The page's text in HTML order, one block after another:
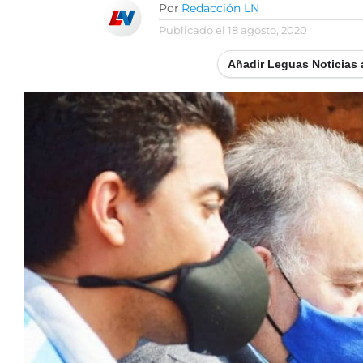
Por Redacción LN
Publicado el 18 agosto, 2020
Añadir Leguas Noticias